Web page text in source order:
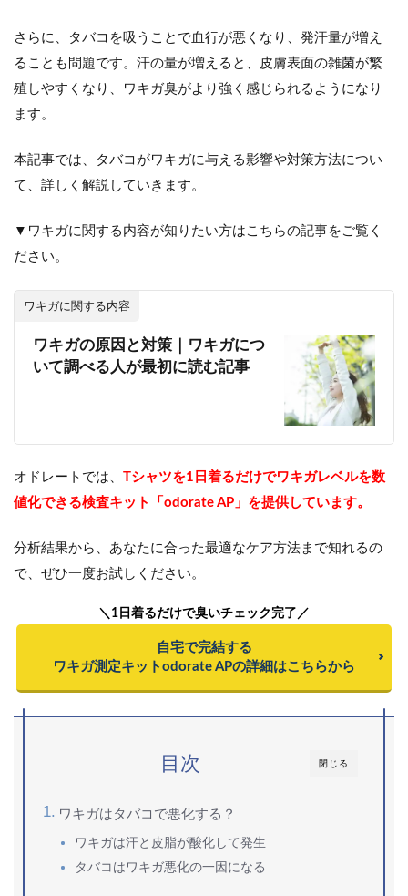
さらに、タバコを吸うことで血行が悪くなり、発汗量が増え
ることも問題です。汗の量が増えると、皮膚表面の雑菌が繁
殖しやすくなり、ワキガ臭がより強く感じられるようになり
ます。
本記事では、タバコがワキガに与える影響や対策方法につい
て、詳しく解説していきます。
▼ ワキガに関する内容が知りたい方はこちらの記事をご覧く
ださい。
ワキガに関する内容
ワキガの原因と対策｜ワキガにつ
いて調べる人が最初に読む記事
オドレートでは、 Tシャツを1日着るだけでワキガレベルを数
値化できる検査キット「odorate AP」を提供しています。
分析結果から、あなたに合った最適なケア方法まで知れるの
で、ぜひ一度お試しください。
＼1日着るだけで臭いチェック完了／
自宅で完結する
ワキガ測定キットodorate APの詳細はこちらから
閉じる
目次
ワキガはタバコで悪化する？
ワキガは汗と皮脂が酸化して発生
タバコはワキガ悪化の一因になる